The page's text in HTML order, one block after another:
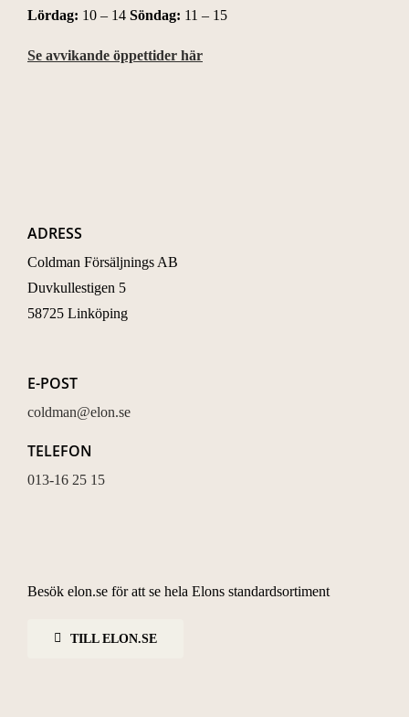
Lördag: 10 – 14 Söndag: 11 – 15
Se avvikande öppettider här
ADRESS
Coldman Försäljnings AB
Duvkullestigen 5
58725 Linköping
E-POST
coldman@elon.se
TELEFON
013-16 25 15
Besök elon.se för att se hela Elons standardsortiment
TILL ELON.SE